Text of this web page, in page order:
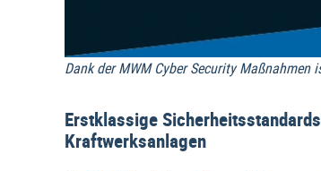
Dank der MWM Cyber Security
Erstklassige
Kraftwerksanlagen